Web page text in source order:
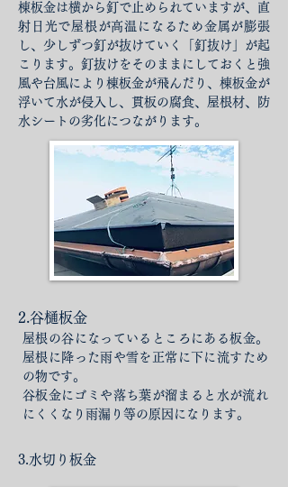
棟板金は横から釘で止められていますが、直
射日光で屋根が高温になるため金属が膨張
し、少しずつ釘が抜けていく「釘抜け」が起
こります。釘抜けをそのままにしておくと強
風や台風により棟板金が飛んだり、棟板金が
浮いて水が侵入し、貫板の腐食、屋根材、防
水シートの劣化につながります。
2.谷樋板金
屋根の谷になっているところにある板金。
屋根に降った雨や雪を正常に下に流すため
の物です。
​谷板金にゴミや落ち葉が溜まると水が流れ
にくくなり雨漏り等の原因になります。
3.水切り板金